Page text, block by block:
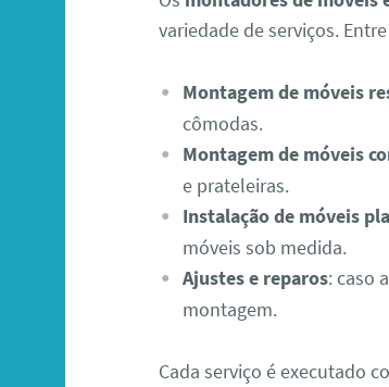
variedade de serviços.
Montagem de móveis
cômodas.
Montagem de móveis
e prateleiras.
Instalação de móveis
móveis sob medida.
Ajustes e reparos: caso
montagem.
Cada serviço é executado